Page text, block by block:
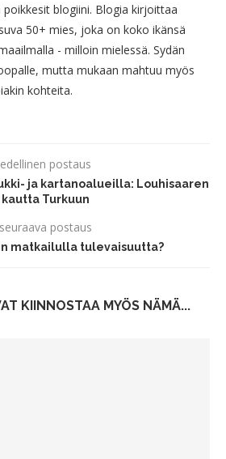
poikkesit blogiini. Blogia kirjoittaa
50+ mies, joka on koko ikänsä
- milloin mielessä. Sydän
mutta mukaan mahtuu myös
kohteita.
edellinen postaus
ja kartanoalueilla: Louhisaaren
kautta Turkuun
seuraava postaus
matkailulla tulevaisuutta?
KIINNOSTAA MYÖS NÄMÄ...